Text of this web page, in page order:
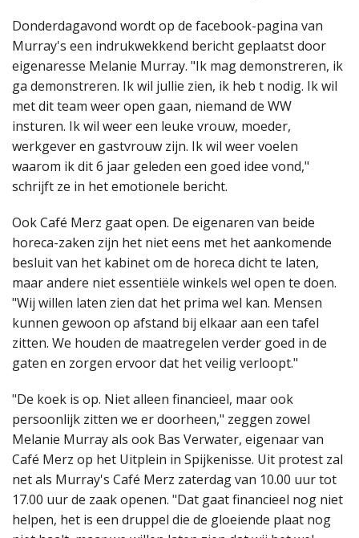
Donderdagavond wordt op de facebook-pagina van
Murray's een indrukwekkend bericht geplaatst door
eigenaresse Melanie Murray. "Ik mag demonstreren, ik
ga demonstreren. Ik wil jullie zien, ik heb t nodig. Ik wil
met dit team weer open gaan, niemand de WW
insturen. Ik wil weer een leuke vrouw, moeder,
werkgever en gastvrouw zijn. Ik wil weer voelen
waarom ik dit 6 jaar geleden een goed idee vond,"
schrijft ze in het emotionele bericht.
Ook Café Merz gaat open. De eigenaren van beide
horeca-zaken zijn het niet eens met het aankomende
besluit van het kabinet om de horeca dicht te laten,
maar andere niet essentiële winkels wel open te doen.
"Wij willen laten zien dat het prima wel kan. Mensen
kunnen gewoon op afstand bij elkaar aan een tafel
zitten. We houden de maatregelen verder goed in de
gaten en zorgen ervoor dat het veilig verloopt."
"De koek is op. Niet alleen financieel, maar ook
persoonlijk zitten we er doorheen," zeggen zowel
Melanie Murray als ook Bas Verwater, eigenaar van
Café Merz op het Uitplein in Spijkenisse. Uit protest zal
net als Murray's Café Merz zaterdag van 10.00 uur tot
17.00 uur de zaak openen. "Dat gaat financieel nog niet
helpen, het is een druppel die de gloeiende plaat nog